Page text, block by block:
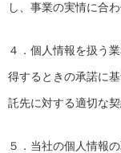
し、事業の実情に合
４．個人情報を扱う
得するときの承諾に
託先に対する適切な
５．当社の個人情報